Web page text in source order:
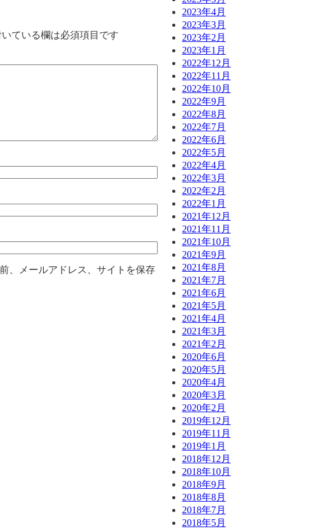
いている欄は必須項目です
、メールアドレス、サイトを保存
2023年4月
2023年3月
2023年2月
2023年1月
2022年12月
2022年11月
2022年10月
2022年9月
2022年8月
2022年7月
2022年6月
2022年5月
2022年4月
2022年3月
2022年2月
2022年1月
2021年12月
2021年11月
2021年10月
2021年9月
2021年8月
2021年7月
2021年6月
2021年5月
2021年4月
2021年3月
2021年2月
2020年6月
2020年5月
2020年4月
2020年3月
2020年2月
2019年12月
2019年11月
2019年1月
2018年12月
2018年10月
2018年9月
2018年8月
2018年7月
2018年5月